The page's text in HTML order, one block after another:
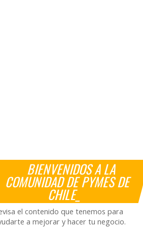
BIENVENIDOS A LA
COMUNIDAD DE PYMES DE
CHILE_
el contenido que tenemos para
a mejorar y hacer tu negocio.